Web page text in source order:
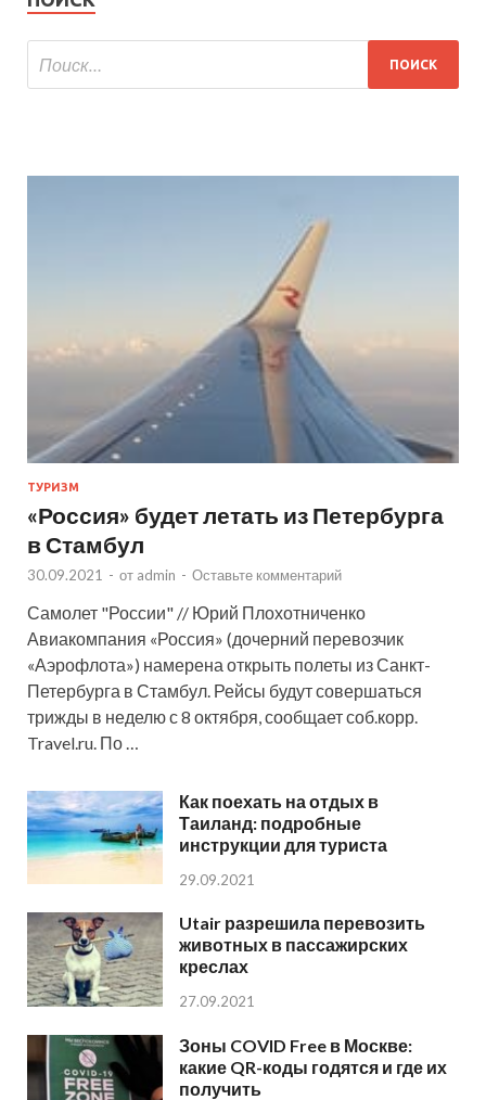
ТУРИЗМ
«Россия» будет летать из Петербурга
в Стамбул
30.09.2021 - от admin - Оставьте комментарий
Самолет "России" // Юрий Плохотниченко
Авиакомпания «Россия» (дочерний перевозчик
«Аэрофлота») намерена открыть полеты из Санкт-
Петербурга в Стамбул. Рейсы будут совершаться
трижды в неделю с 8 октября, сообщает соб.корр.
Travel.ru. По …
Как поехать на отдых в
Таиланд: подробные
инструкции для туриста
29.09.2021
Utair разрешила перевозить
животных в пассажирских
креслах
27.09.2021
Зоны COVID Free в Москве:
какие QR-коды годятся и где их
получить